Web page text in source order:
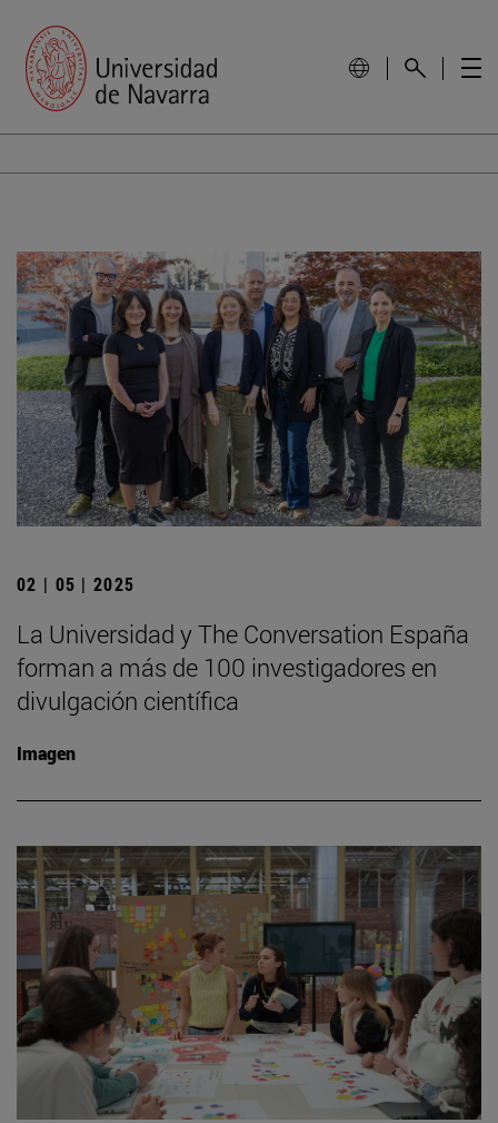
02 | 05 | 2025
La Universidad y The Conversation España
forman a más de 100 investigadores en
divulgación científica
Imagen